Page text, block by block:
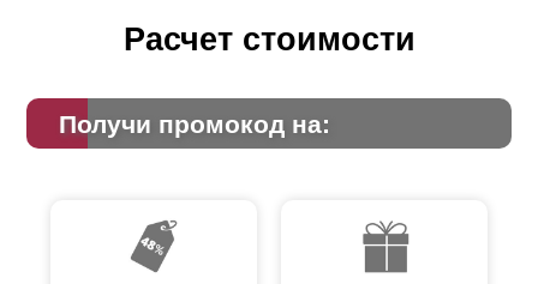
Расчет стоимости
Получи промокод на: